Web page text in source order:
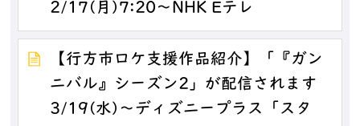
2/17(月)7:20～NHK Eテレ
【行方市ロケ支援作品紹介】「『ガン
ニバル』シーズン2」が配信されます
3/19(水)～ディズニープラス「スタ